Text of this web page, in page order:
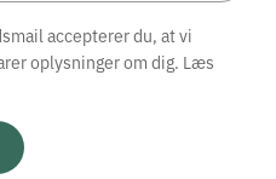
accepterer du, at vi
oplysninger om dig. Læs